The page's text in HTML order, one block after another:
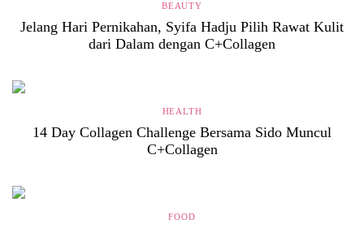
BEAUTY
Jelang Hari Pernikahan, Syifa Hadju Pilih Rawat Kulit
dari Dalam dengan C+Collagen
HEALTH
14 Day Collagen Challenge Bersama Sido Muncul
C+Collagen
FOOD